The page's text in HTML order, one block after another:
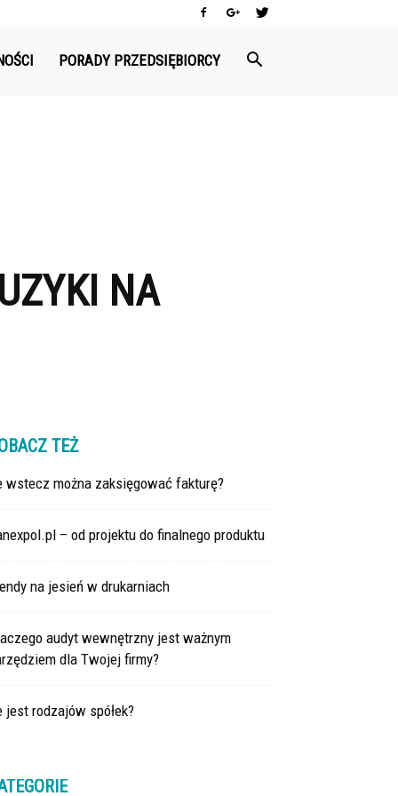
PORADY PRZEDSIĘBIORCY
NA
TEŻ
wstecz można zaksięgować fakturę?
– od projektu do finalnego produktu
na jesień w drukarniach
audyt wewnętrzny jest ważnym
dla Twojej firmy?
jest rodzajów spółek?